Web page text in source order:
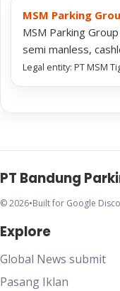
MSM Parking
MSM Parking
semi manless,
Legal entity: PT MSM
PT Bandung
© 2026•Built for Google
Explore
Global News submit
Pasang Iklan